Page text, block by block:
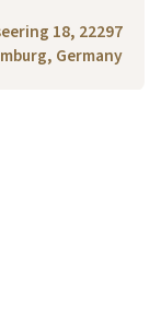
18, 22297
Germany